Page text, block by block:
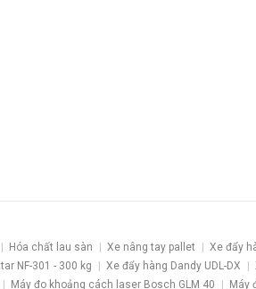
Hóa chất lau sàn Xe nâng tay pallet Xe đẩy
NF-301 - 300 kg Xe đẩy hàng Dandy UDL-DX
Máy đo khoảng cách laser Bosch GLM 40 Máy